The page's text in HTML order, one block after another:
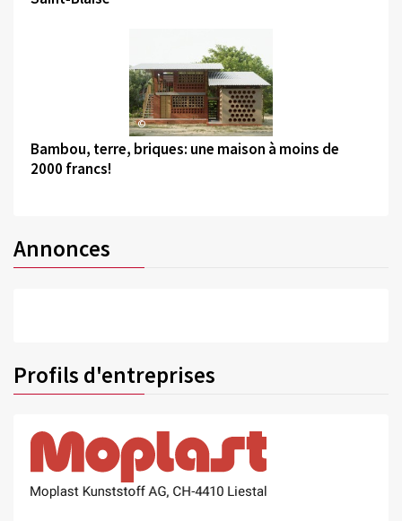
©
Bambou, terre, briques: une maison à moins de
2000 francs!
Annonces
Profils d'entreprises